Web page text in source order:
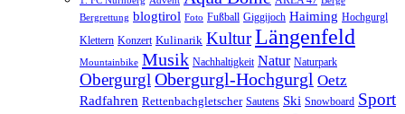
Bergrettung blogtirol Foto Fußball Giggijoch Haiming Hochgurgl
Klettern Konzert Kulinarik KulturLängenfeld
Mountainbike Musik Nachhaltigkeit Natur Naturpark
ObergurglObergurgl-Hochgurgl Oetz
Radfahren Rettenbachgletscher Sautens Ski Snowboard Sport